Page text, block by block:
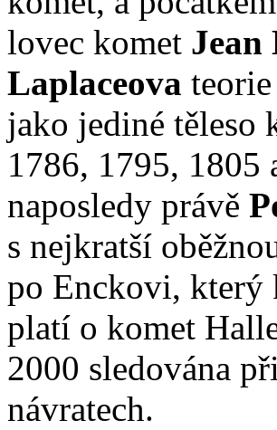
lovec komet Jean
Laplaceova
jako jediné těleso
1786, 1795,
naposledy právě
s nejkratší
po Enckovi, který
platí o komet
2000 sledována
návratech.